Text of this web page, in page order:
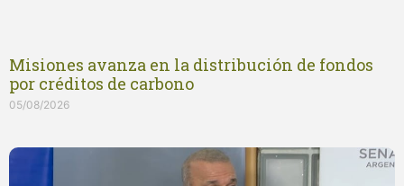
Misiones avanza en la distribución de fondos
por créditos de carbono
05/08/2026